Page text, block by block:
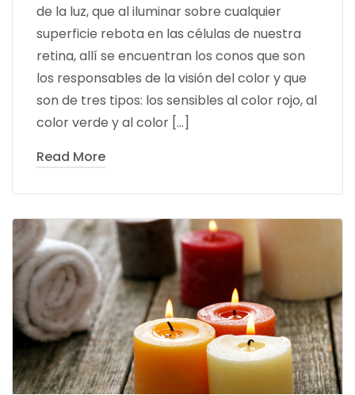
de la luz, que al iluminar sobre cualquier
superficie rebota en las células de nuestra
retina, allí se encuentran los conos que son
los responsables de la visión del color y que
son de tres tipos: los sensibles al color rojo, al
color verde y al color […]
Read More